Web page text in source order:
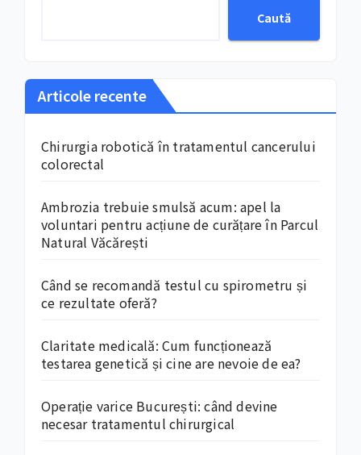
Caută
Articole recente
Chirurgia robotică în tratamentul cancerului
colorectal
Ambrozia trebuie smulsă acum: apel la
voluntari pentru acțiune de curățare în Parcul
Natural Văcărești
Când se recomandă testul cu spirometru și
ce rezultate oferă?
Claritate medicală: Cum funcționează
testarea genetică și cine are nevoie de ea?
Operație varice București: când devine
necesar tratamentul chirurgical